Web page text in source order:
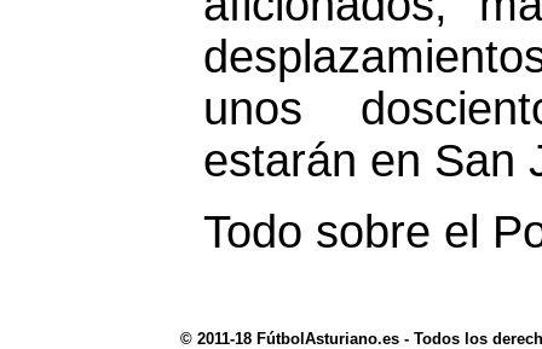
unos
estarán en San
Todo sobre el
© 2011-18 FútbolAsturiano.es - Todos los